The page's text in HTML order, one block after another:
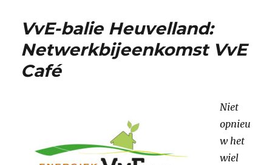
VvE-balie Heuvelland:
Netwerkbijeenkomst VvE
Café
Niet
opnieu
w het
wiel